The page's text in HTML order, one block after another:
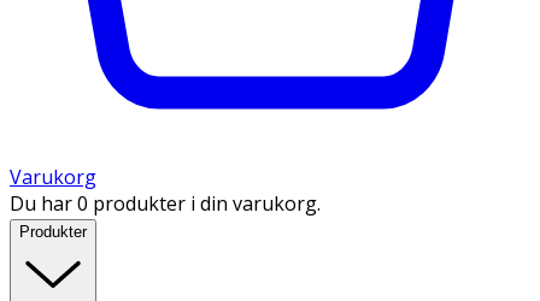
Varukorg
Du har 0 produkter i din varukorg.
Produkter